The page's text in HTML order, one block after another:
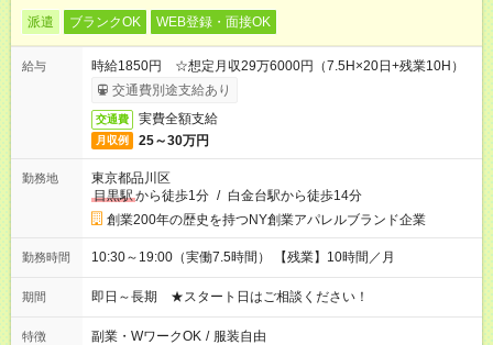
派遣 ブランクOK WEB登録・面接OK
給与
時給1850円 ☆想定月収29万6000円（7.5H×20日+残業10H）
交通費別途支給あり
交通費 実費全額支給
月収例 25～30万円
勤務地
東京都品川区
目黒駅から徒歩1分 / 白金台駅から徒歩14分
創業200年の歴史を持つNY創業アパレルブランド企業
勤務時間 10:30～19:00（実働7.5時間） 【残業】10時間／月
期間 即日～長期 ★スタート日はご相談ください！
特徴 副業・WワークOK / 服装自由